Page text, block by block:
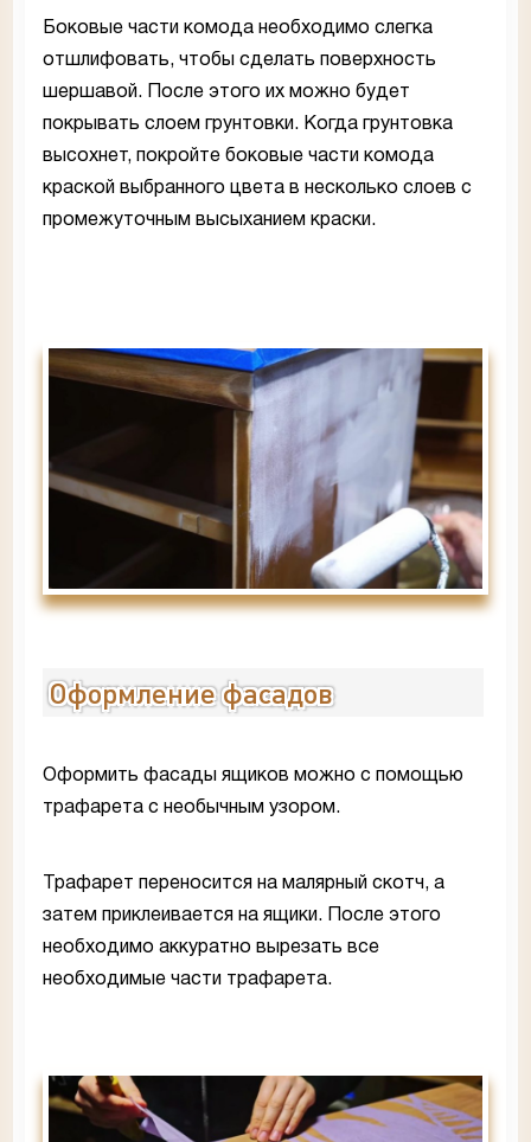
Боковые части комода необходимо слегка
отшлифовать, чтобы сделать поверхность
шершавой. После этого их можно будет
покрывать слоем грунтовки. Когда грунтовка
высохнет, покройте боковые части комода
краской выбранного цвета в несколько слоев с
промежуточным высыханием краски.
Оформление фасадов
Оформить фасады ящиков можно с помощью
трафарета с необычным узором.
Трафарет переносится на малярный скотч, а
затем приклеивается на ящики. После этого
необходимо аккуратно вырезать все
необходимые части трафарета.